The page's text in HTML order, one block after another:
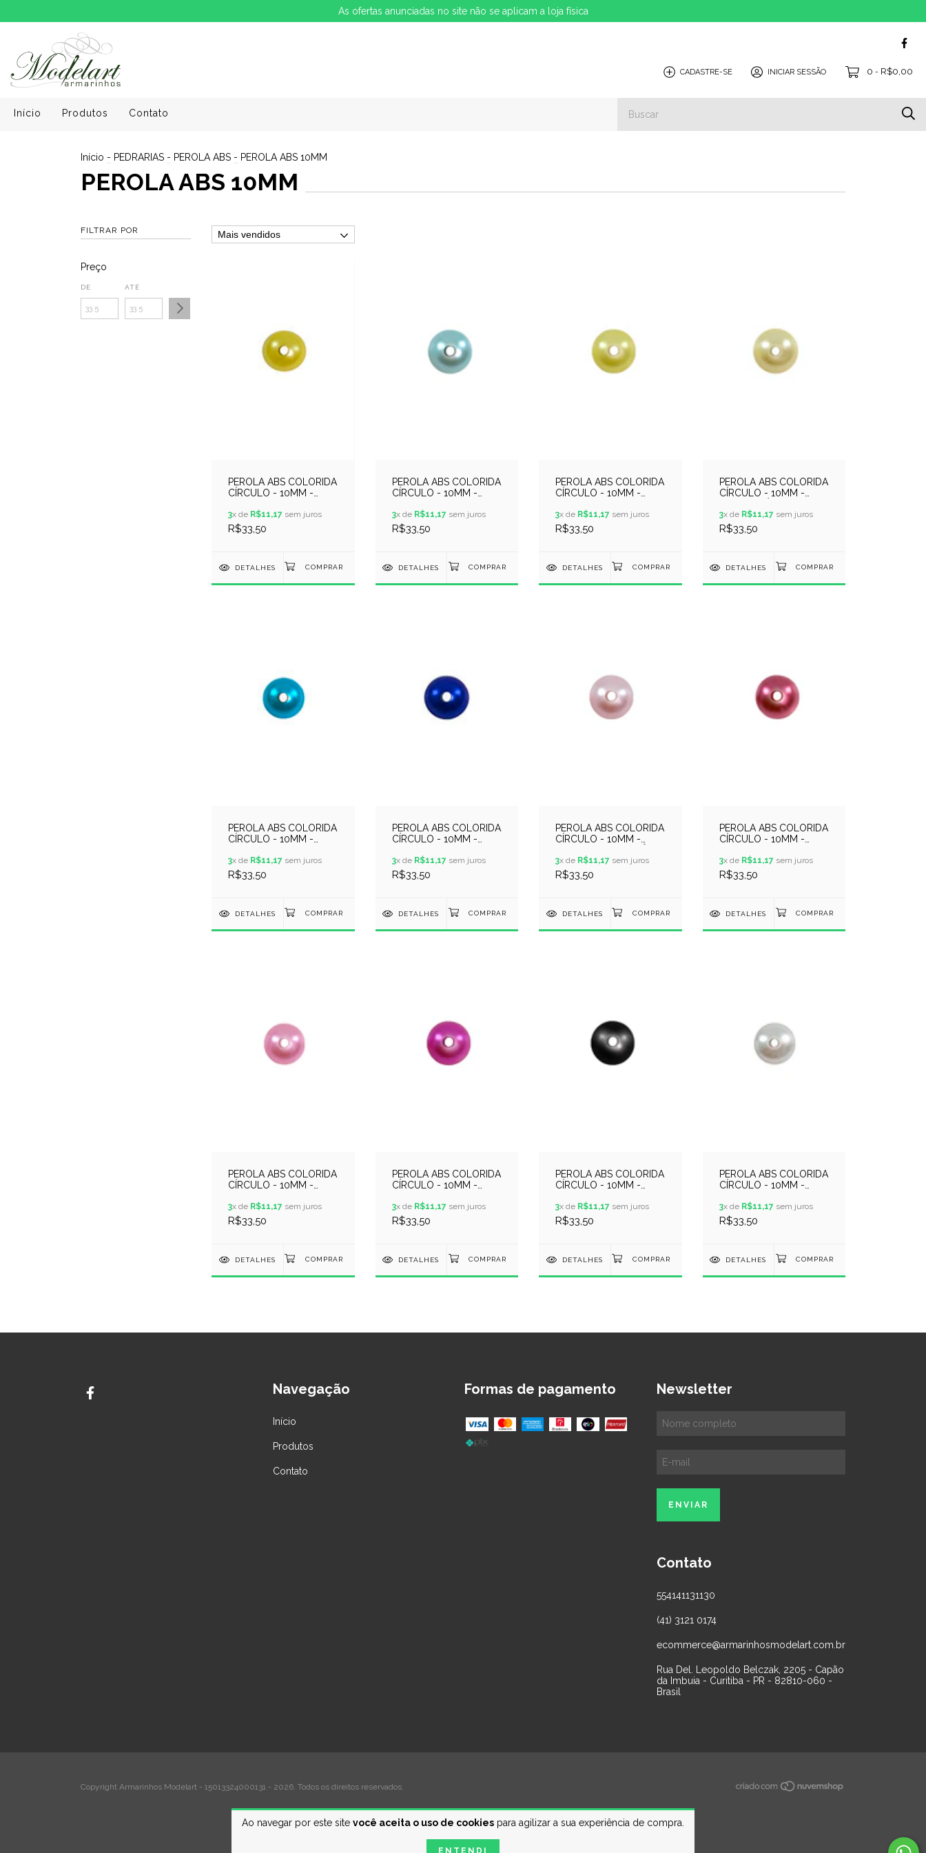
As ofertas anunciadas no site não se aplicam a loja física
CADASTRE-SE INICIAR SESSÃO 0 - R$0,00
Início Produtos Contato
Ao navegar por este site você aceita o uso de cookies para agilizar a sua experiência de compra.
ENTENDI
Início - PEDRARIAS - PEROLA ABS - PEROLA ABS 10MM
PEROLA ABS 10MM
FILTRAR POR
Preço
DE ATÉ
PEROLA ABS COLORIDA
CÍRCULO - 10MM -
SOLAR
3x de R$11,17 sem juros
R$33,50
DETALHES
PEROLA ABS COLORIDA
CÍRCULO - 10MM -
3x de R$11,17sem juros
R$33,50
DETALHES
PEROLA ABS COLORIDA
CÍRCULO - 10MM -
3x de R$11,17 sem juros
R$33,50
DETALHES
PEROLA ABS COLORIDA
CÍRCULO - 10MM -
3x de R$11,17sem juros
R$33,50
DETALHES
PEROLA ABS COLORIDA
CÍRCULO - 10MM -
3x de R$11,17 sem juros
R$33,50
DETALHES
PEROLA ABS COLORIDA
CÍRCULO - 10MM -
CLÁSSICO
3x de R$11,17sem juros
R$33,50
DETALHES
PEROLA ABS COLORIDA
CÍRCULO - 10MM -
3x de R$11,17 sem juros
R$33,50
DETALHES
PEROLA ABS COLORIDA
CÍRCULO - 10MM -
3x de R$11,17sem juros
R$33,50
DETALHES
PEROLA ABS COLORIDA
CÍRCULO - 10MM -
CHICLETE
3x de R$11,17 sem juros
R$33,50
DETALHES
PEROLA ABS COLORIDA
CÍRCULO - 10MM -
3x de R$11,17sem juros
R$33,50
DETALHES
PEROLA ABS COLORIDA
CÍRCULO - 10MM -
3x de R$11,17 sem juros
R$33,50
DETALHES
PEROLA ABS COLORIDA
CÍRCULO - 10MM -
3x de R$11,17sem juros
R$33,50
DETALHES
Navegação
Início
Produtos
Contato
Formas de pagamento Newsletter
Contato
554141131130
(41) 3121 0174
ecommerce@armarinhosmodelart.com.br
Rua Del. Leopoldo Belczak, 2205 - Capão
da Imbuia - Curitiba - PR - 82810-060 -
Brasil
Copyright Armarinhos Modelart - 15013324000131 - 2026. Todos os direitos reservados.